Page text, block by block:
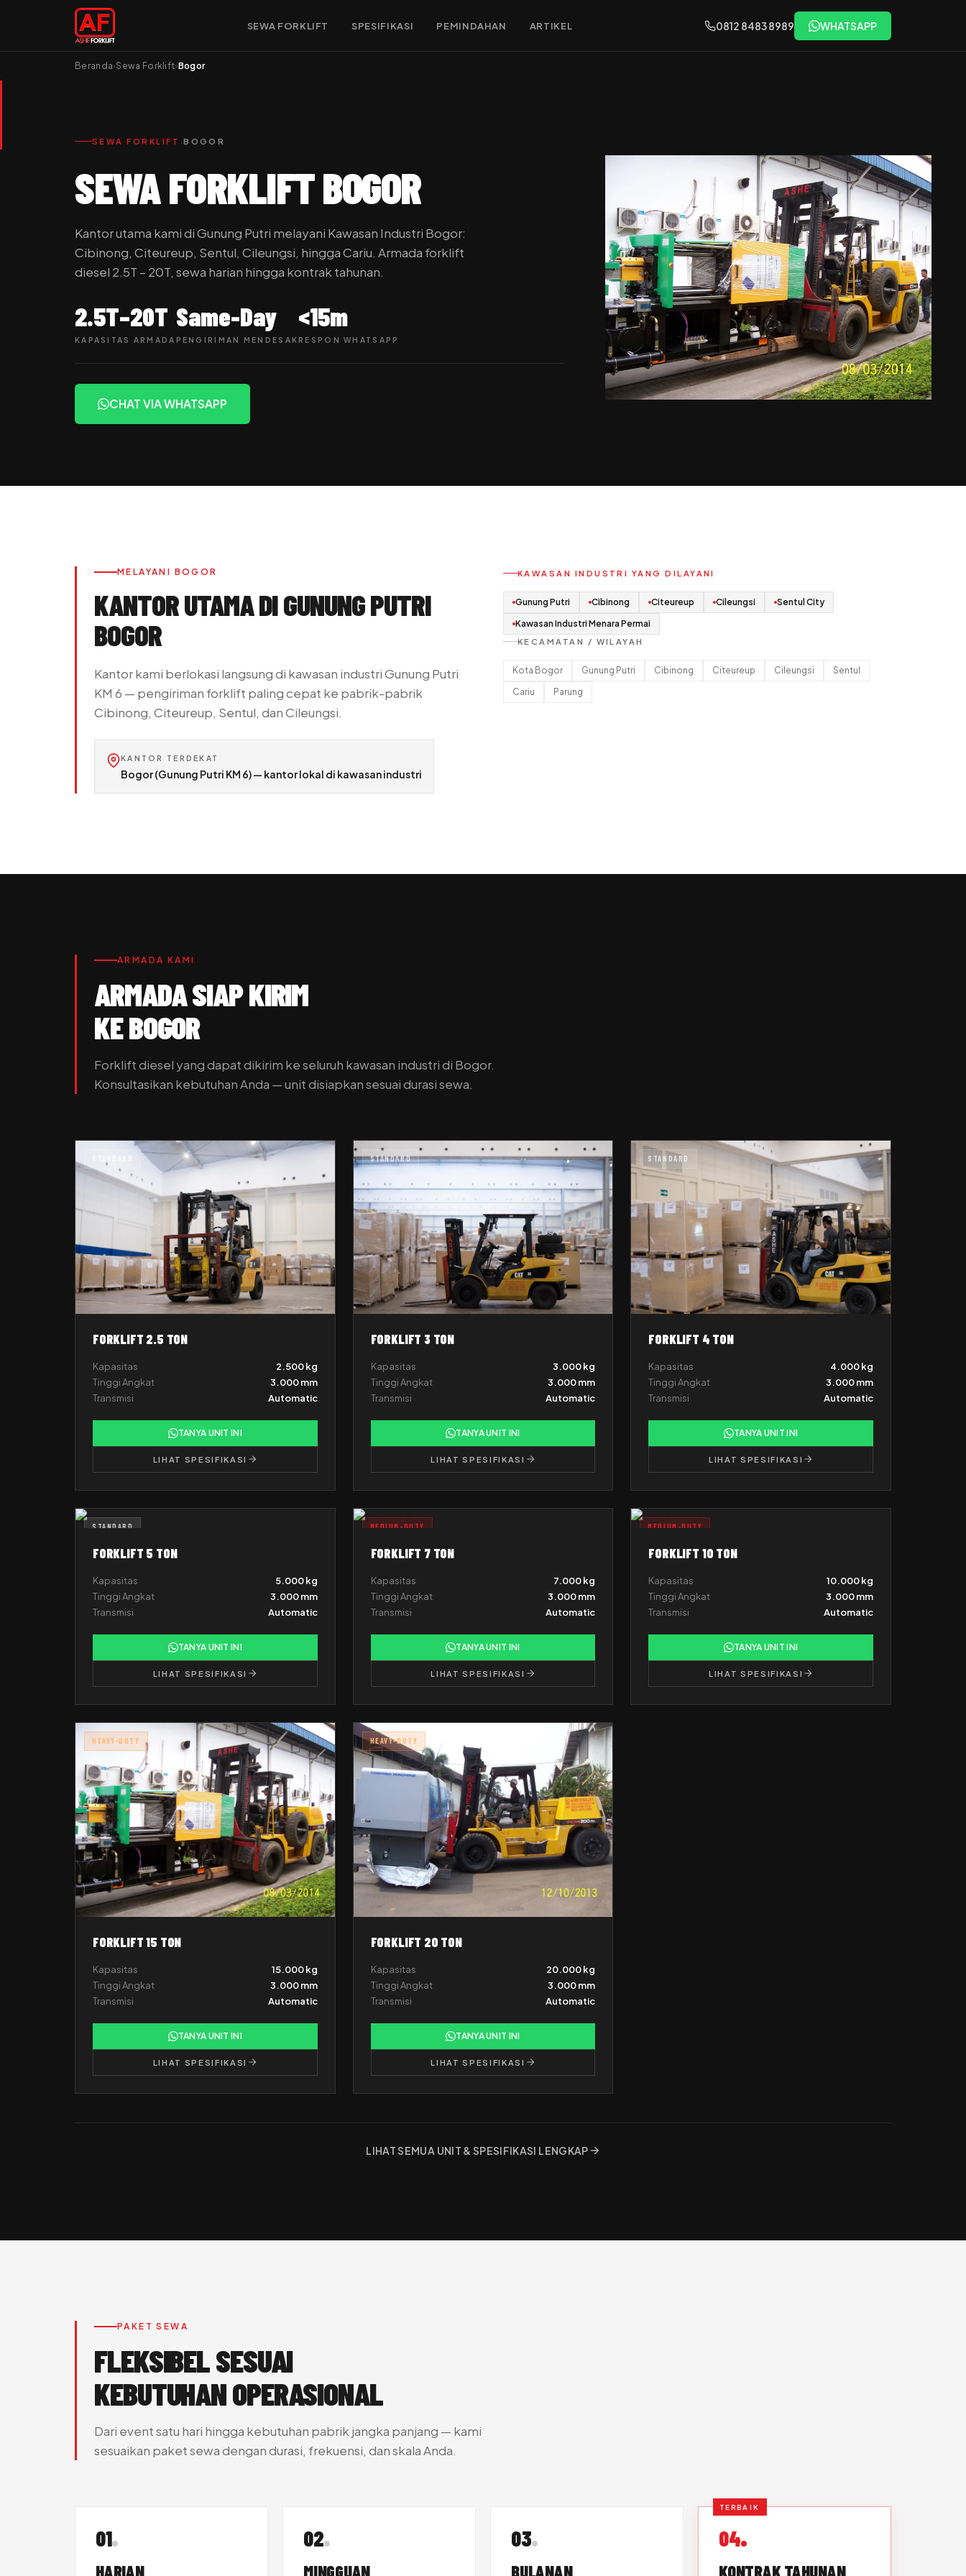
SEWA FORKLIFT SPESIFIKASI PEMINDAHAN ARTIKEL 0812 8483 8989 WHATSAPP
Beranda›Sewa Forklift›Bogor
SEWA FORKLIFT ·BOGOR
SEWA FORKLIFT BOGOR
Kantor utama kami di Gunung Putri melayani Kawasan Industri Bogor:
Cibinong, Citeureup, Sentul, Cileungsi, hingga Cariu. Armada forklift
diesel 2.5T – 20T, sewa harian hingga kontrak tahunan.
2.5T–20T
KAPASITAS ARMADA
Same-Day
PENGIRIMAN MENDESAK
<15m
RESPON WHATSAPP
CHAT VIA WHATSAPP
MELAYANI BOGOR
KANTOR UTAMA DI GUNUNG PUTRI
BOGOR
Kantor kami berlokasi langsung di kawasan industri Gunung Putri
KM 6 — pengiriman forklift paling cepat ke pabrik-pabrik
Cibinong, Citeureup, Sentul, dan Cileungsi.
KANTOR TERDEKAT
Bogor (Gunung Putri KM 6) — kantor lokal di kawasan industri
KAWASAN INDUSTRI YANG DILAYANI
Gunung Putri Cibinong Citeureup Cileungsi
Sentul City
Kawasan Industri Menara Permai
KECAMATAN / WILAYAH
Kota Bogor Gunung Putri Cibinong Citeureup Cileungsi
Sentul
Cariu
Parung
ARMADA KAMI
ARMADA SIAP KIRIM
KE BOGOR
Forklift diesel yang dapat dikirim ke seluruh kawasan industri di Bogor.
Konsultasikan kebutuhan Anda — unit disiapkan sesuai durasi sewa.
FORKLIFT 2.5 TON
Kapasitas
2.500 kg
Tinggi Angkat
3.000 mm
Transmisi
Automatic
TANYA UNIT INI
LIHAT SPESIFIKASI
STANDARD
FORKLIFT 3 TON
Kapasitas
3.000 kg
Tinggi Angkat
3.000 mm
Transmisi
Automatic
TANYA UNIT INI
LIHAT SPESIFIKASI
STANDARD
FORKLIFT 4 TON
Kapasitas
4.000 kg
Tinggi Angkat
3.000 mm
Transmisi
Automatic
TANYA UNIT INI
LIHAT SPESIFIKASI
STANDARD
FORKLIFT 5 TON
Kapasitas
5.000 kg
Tinggi Angkat
3.000 mm
Transmisi
Automatic
TANYA UNIT INI
LIHAT SPESIFIKASI
MEDIUM-DUTY
FORKLIFT 7 TON
Kapasitas
7.000 kg
Tinggi Angkat
3.000 mm
Transmisi
Automatic
TANYA UNIT INI
LIHAT SPESIFIKASI
MEDIUM-DUTY
FORKLIFT 10 TON
Kapasitas
10.000 kg
Tinggi Angkat
3.000 mm
Transmisi
Automatic
TANYA UNIT INI
LIHAT SPESIFIKASI
HEAVY-DUTY
FORKLIFT 15 TON
Kapasitas
15.000 kg
Tinggi Angkat
3.000 mm
Transmisi
Automatic
TANYA UNIT INI
LIHAT SPESIFIKASI
HEAVY-DUTY
FORKLIFT 20 TON
Kapasitas
20.000 kg
Tinggi Angkat
3.000 mm
Transmisi
Automatic
TANYA UNIT INI
LIHAT SPESIFIKASI
LIHAT SEMUA UNIT & SPESIFIKASI LENGKAP
PAKET SEWA
FLEKSIBEL SESUAI
KEBUTUHAN OPERASIONAL
Dari event satu hari hingga kebutuhan pabrik jangka panjang — kami
sesuaikan paket sewa dengan durasi, frekuensi, dan skala Anda.
01
HARIAN
02
MINGGUAN
03
BULANAN
TERBAIK
04
KONTRAK TAHUNAN